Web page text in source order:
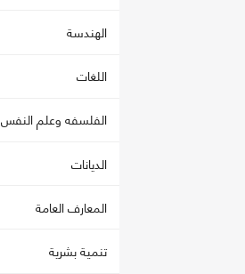
الهندسة
اللغات
الفلسفه وعلم النفس
الديانات
المعارف العامة
تنمية بشرية